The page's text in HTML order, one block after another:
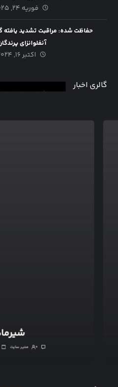
فوریه ۲۴, ۲۰۲۵
حفاظت شده: مراقبت تشدید
آنفلوانزای پرندگان
اکتبر ۱۶, ۲۰۲۴
گالری اخبار
مدیر سایت ۰